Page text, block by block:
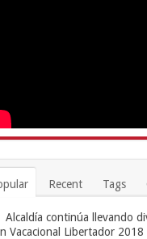
Recent Tags
Alcaldía continúa llevando
Vacacional Libertador 2018